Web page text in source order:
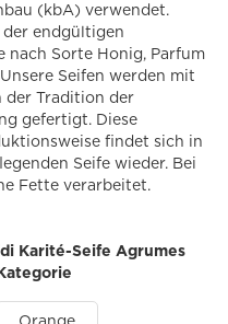
(kbA) verwendet.
der endgültigen
Sorte Honig, Parfum
Seifen werden mit
der Tradition der
gefertigt. Diese
findet sich in
Seife wieder. Bei
Fette verarbeitet.
Karité-Seife Agrumes